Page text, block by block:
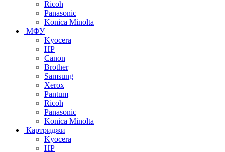
Ricoh
Panasonic
Konica Minolta
МФУ
Kyocera
HP
Canon
Brother
Samsung
Xerox
Pantum
Ricoh
Panasonic
Konica Minolta
Картриджи
Kyocera
HP